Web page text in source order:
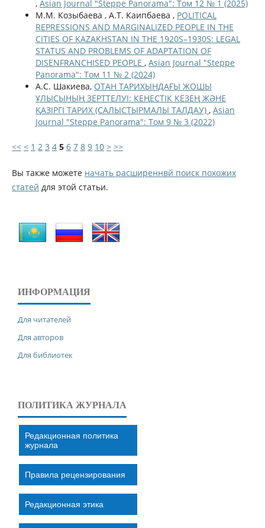
, Asian Journal "Steppe Panorama": Том 12 № 1 (2025)
М.М. Козыбаева , А.Т. Каипбаева , POLITICAL
REPRESSIONS AND MARGINALIZED PEOPLE IN THE
CITIES OF KAZAKHSTAN IN THE 1920S–1930S: LEGAL
STATUS AND PROBLEMS OF ADAPTATION OF
DISENFRANCHISED PEOPLE , Asian Journal "Steppe
Panorama": Том 11 № 2 (2024)
А.С. Шакиева, ОТАН ТАРИХЫНДАҒЫ ЖОШЫ
ҰЛЫСЫНЫҢ ЗЕРТТЕЛУІ: КЕҢЕСТІК КЕЗЕҢ ЖӘНЕ
ҚАЗІРГІ ТАРИХ (САЛЫСТЫРМАЛЫ ТАЛДАУ) , Asian
Journal "Steppe Panorama": Том 9 № 3 (2022)
<< < 1 2 3 4 5 6 7 8 9 10 > >>
Вы также можете начать расширеннвй поиск похожих
статей для этой статьи.
ИНФОРМАЦИЯ
Для читателей
Для авторов
Для библиотек
ПОЛИТИКА ЖУРНАЛА
Редакционная политика
журнала
Правила рецензирования
Редакционная этика